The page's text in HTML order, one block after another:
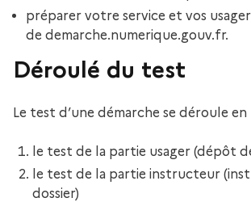
préparer votre service et vos
de demarche.numerique.gouv.fr.
Déroulé du test
Le test d’une démarche se déroule
le test de la partie usager (dépôt
le test de la partie instructeur
dossier)